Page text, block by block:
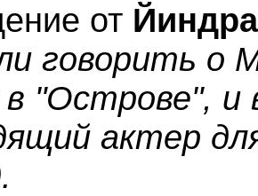
от Йиндра
говорить о
в "Острове", и
актер